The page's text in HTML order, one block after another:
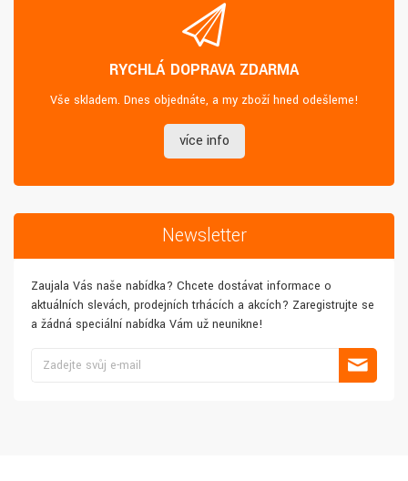
RYCHLÁ DOPRAVA ZDARMA
Vše skladem. Dnes objednáte, a my zboží hned odešleme!
více info
Newsletter
Zaujala Vás naše nabídka? Chcete dostávat informace o
aktuálních slevách, prodejních trhácích a akcích? Zaregistrujte se
a žádná speciální nabídka Vám už neunikne!